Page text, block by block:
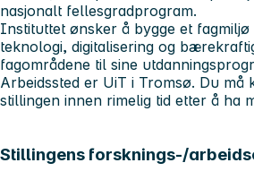
nasjonalt fellesgradprogram.
Instituttet ønsker å bygge et
teknologi, digitalisering og
fagområdene til sine
Arbeidssted er UiT i Tromsø. Du må
stillingen innen rimelig tid etter å ha
Stillingens forsknings-/